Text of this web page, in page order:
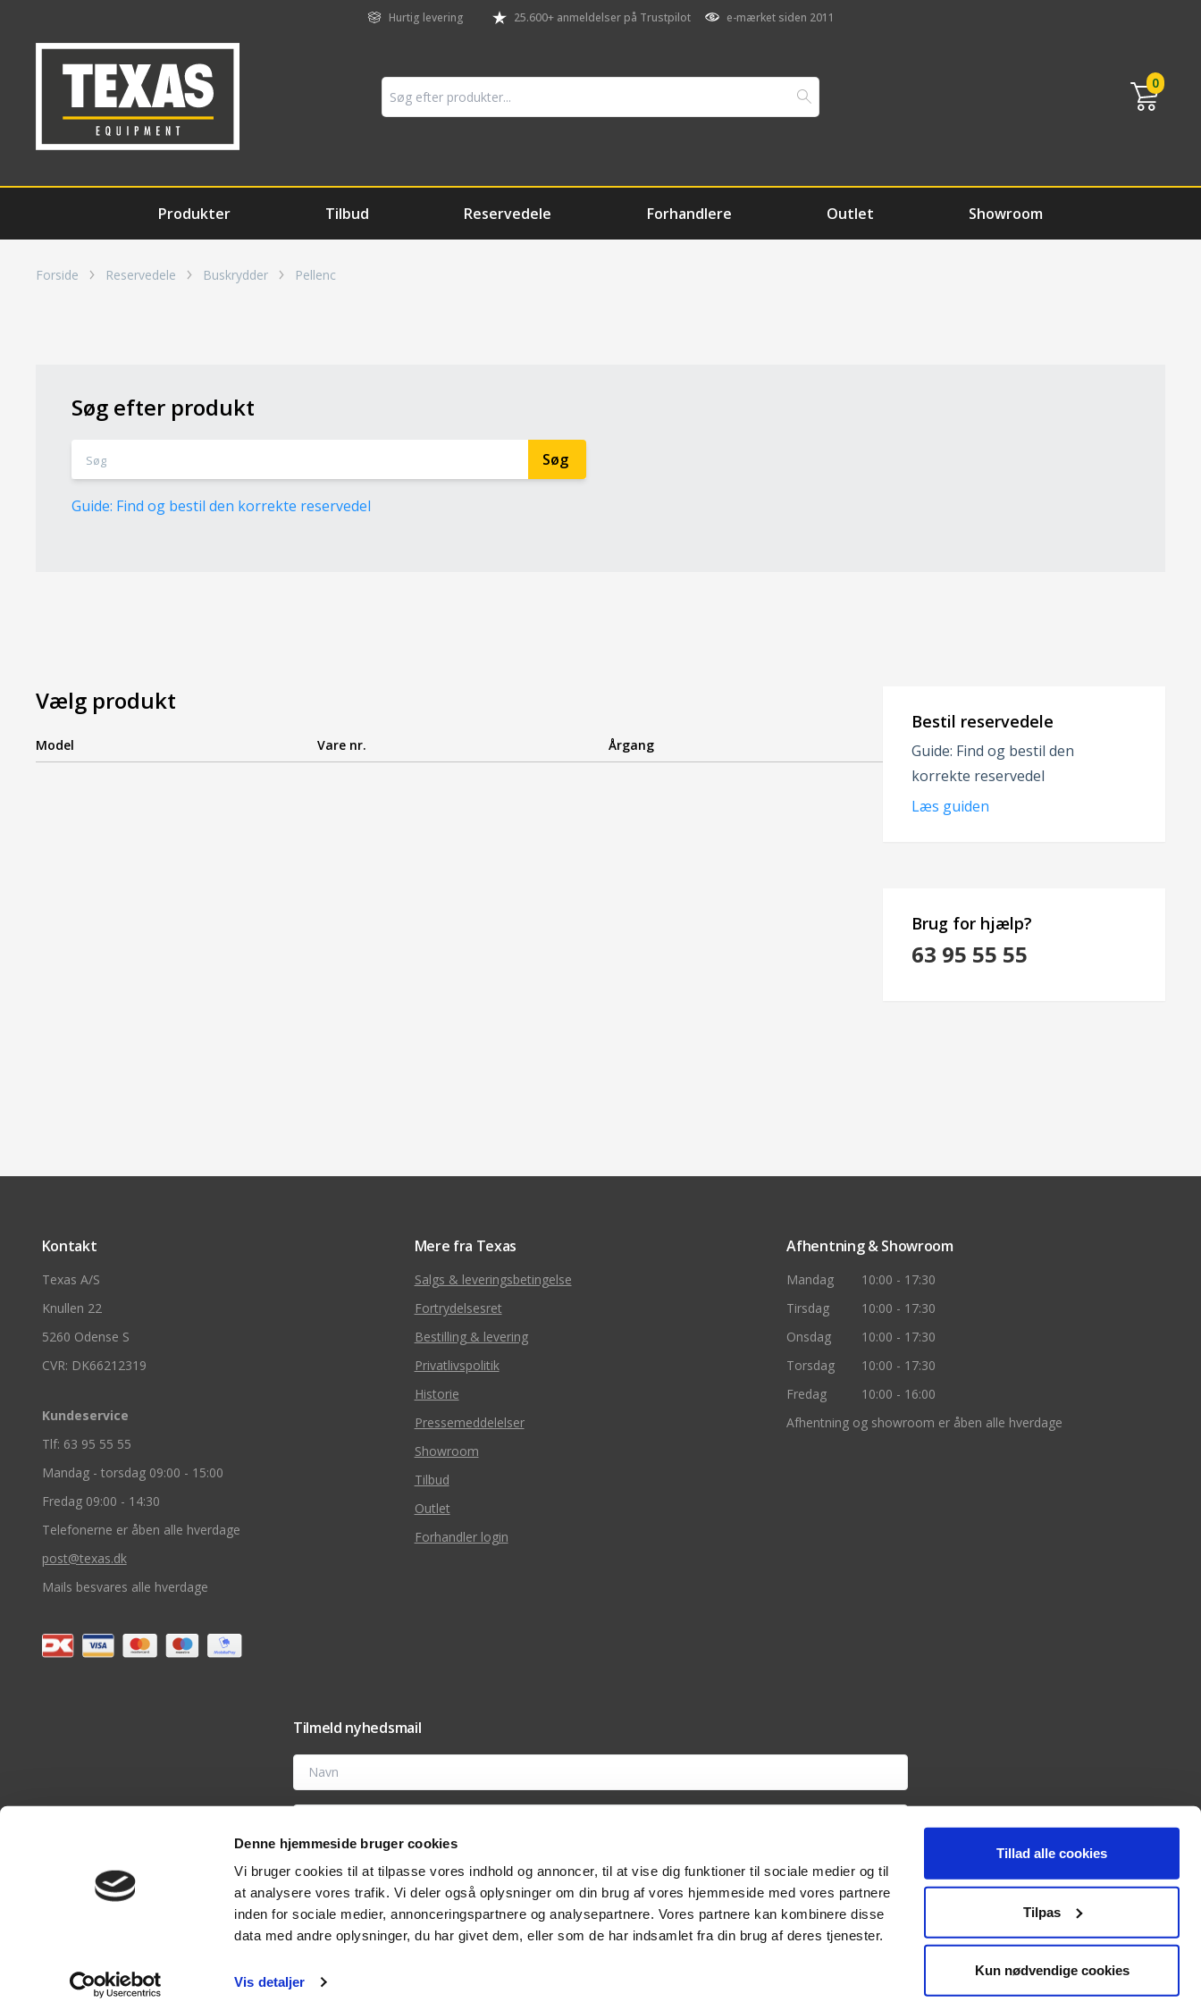
Denne hjemmeside bruger cookies
Vi bruger cookies til at tilpasse vores indhold og annoncer, til at vise dig funktioner til sociale medier og til
at analysere vores trafik. Vi deler også oplysninger om din brug af vores hjemmeside med vores partnere
inden for sociale medier, annonceringspartnere og analysepartnere. Vores partnere kan kombinere disse
data med andre oplysninger, du har givet dem, eller som de har indsamlet fra din brug af deres tjenester.
Vis detaljer
Tillad alle cookies
Tilpas
Kun nødvendige cookies
Hurtig levering 25.600+ anmeldelser på Trustpilot e-mærket siden 2011
0
Produkter Tilbud Reservedele Forhandlere Outlet Showroom
Forside Reservedele Buskrydder Pellenc
Søg efter produkt
Guide: Find og bestil den korrekte reservedel
Vælg produkt
Model Vare nr. Årgang
Bestil reservedele
Guide: Find og bestil den
korrekte reservedel
Læs guiden
Brug for hjælp?
63 95 55 55
Kontakt
Texas A/S
Knullen 22
5260 Odense S
CVR: DK66212319
Kundeservice
Tlf: 63 95 55 55
Mandag - torsdag 09:00 - 15:00
Fredag 09:00 - 14:30
Telefonerne er åben alle hverdage
post@texas.dk
Mails besvares alle hverdage
Mere fra Texas
Salgs & leveringsbetingelse
Fortrydelsesret
Bestilling & levering
Privatlivspolitik
Historie
Pressemeddelelser
Showroom
Tilbud
Outlet
Forhandler login
Afhentning & Showroom
Mandag
10:00 - 17:30
Tirsdag
10:00 - 17:30
Onsdag
10:00 - 17:30
Torsdag
10:00 - 17:30
Fredag
10:00 - 16:00
Afhentning og showroom er åben alle hverdage
Tilmeld nyhedsmail
Navn
tilbehør og vedligeholdelse hertil via e-mail. Du kan til enhver tid trække dit samtykket tilbage via afmeldingslinket i hver
nyhedsmail eller ved at kontakte os på post@texas.dk. Når du modtager vores nyhedsmail, indsamler vi oplysninger om dig via
analyseværktøjer til at optimere indholdet af vores nyhedsmail. Læs mere om behandlingen af dine personoplysninger og
rettigheder i vores
privatlivspolitik